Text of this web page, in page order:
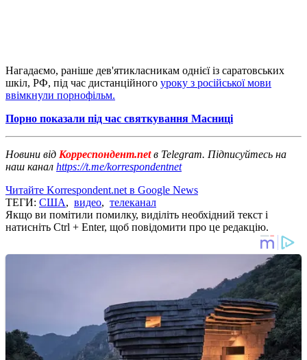
Нагадаємо, раніше дев'ятикласникам однієї із саратовських
шкіл, РФ, під час дистанційного уроку з російської мови
ввімкнули порнофільм.
Порно показали під час святкування Масниці
Новини від Корреспондент.netв Telegram. Підписуйтесь на
наш канал https://t.me/korrespondentnet
Читайте Korrespondent.net в Google News
ТЕГИ: США, видео, телеканал
Якщо ви помітили помилку, виділіть необхідний текст і
натисніть Ctrl + Enter, щоб повідомити про це редакцію.